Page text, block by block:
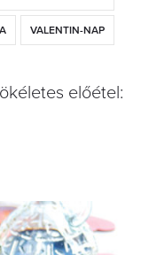
VALENTIN-NAP
előétel: